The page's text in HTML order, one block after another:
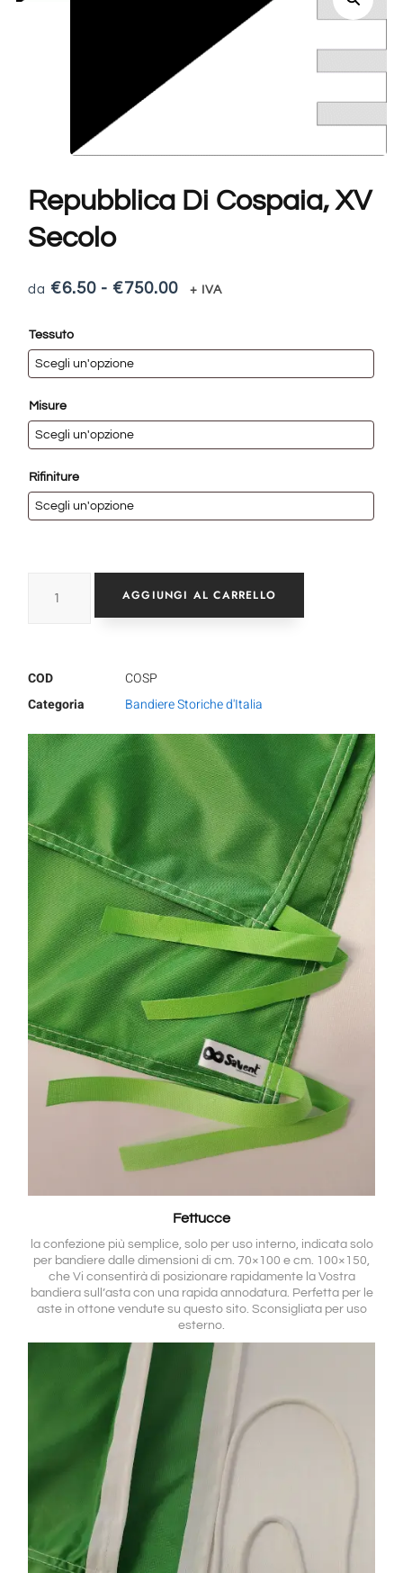
Repubblica Di Cospaia, XV
Secolo
€6.50 - €750.00 + IVA
Tessuto
Misure
Rifiniture
AGGIUNGI AL CARRELLO
COD
COSP
Categoria
Bandiere Storiche d'Italia
Fettucce
la confezione più semplice, solo per uso interno, indicata solo
per bandiere dalle dimensioni di cm. 70×100 e cm. 100×150,
che Vi consentirà di posizionare rapidamente la Vostra
bandiera sull’asta con una rapida annodatura. Perfetta per le
aste in ottone vendute su questo sito. Sconsigliata per uso
esterno.